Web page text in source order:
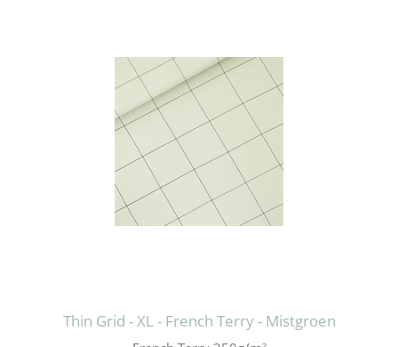
Thin Grid - XL - French Terry - Mistgroen